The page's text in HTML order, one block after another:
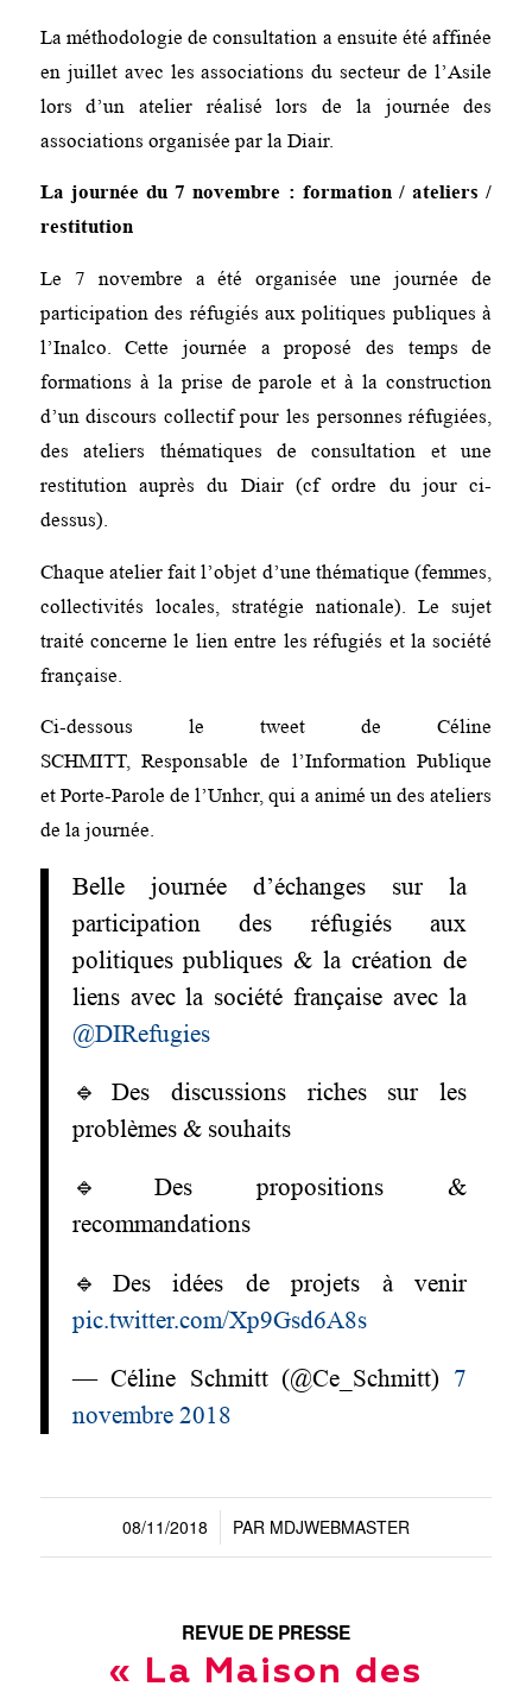
La méthodologie de consultation a ensuite été affinée
en juillet avec les associations du secteur de l’Asile
lors d’un atelier réalisé lors de la journée des
associations organisée par la Diair.
La journée du 7 novembre : formation / ateliers /
restitution
Le 7 novembre a été organisée une journée de
participation des réfugiés aux politiques publiques à
l’Inalco. Cette journée a proposé des temps de
formations à la prise de parole et à la construction
d’un discours collectif pour les personnes réfugiées,
des ateliers thématiques de consultation et une
restitution auprès du Diair (cf ordre du jour ci-
dessus).
Chaque atelier fait l’objet d’une thématique (femmes,
collectivités locales, stratégie nationale). Le sujet
traité concerne le lien entre les réfugiés et la société
française.
Ci-dessous le tweet de Céline
SCHMITT, Responsable de l’Information Publique
et Porte-Parole de l’Unhcr, qui a animé un des ateliers
de la journée.
Belle journée d’échanges sur la
participation des réfugiés aux
politiques publiques & la création de
liens avec la société française avec la
@DIRefugies
🔹Des discussions riches sur les
problèmes & souhaits
🔹Des propositions &
recommandations
🔹Des idées de projets à venir
pic.twitter.com/Xp9Gsd6A8s
— Céline Schmitt (@Ce_Schmitt) 7
novembre 2018
08/11/2018
/ PAR MDJWEBMASTER
REVUE DE PRESSE
« La Maison des